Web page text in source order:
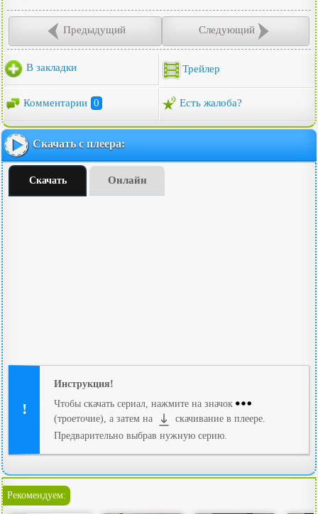
Предыдущий Следующий
В закладки Трейлер
Комментарии 0 Есть жалоба?
Скачать с плеера:
Скачать Онлайн
Инструкция!
Чтобы скачать сериал, нажмите на значок
(троеточие), а затем на
скачивание в плеере.
Предварительно выбрав нужную серию.
Рекомендуем: